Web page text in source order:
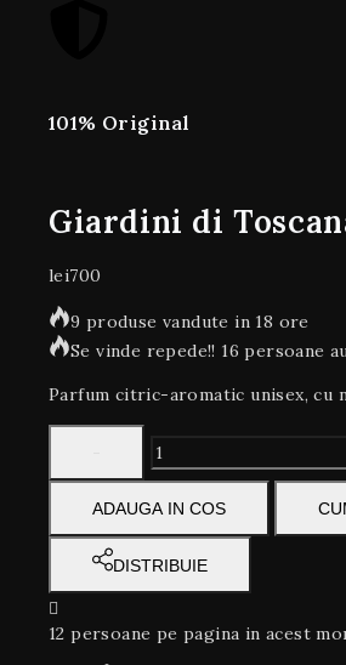
101% Original
Giardini di
lei700
9 produse vandute in 18 ore
Se vinde repede!! 16 persoane
Parfum citric-aromatic unisex, cu
ADAUGA IN COS
DISTRIBUIE
12 persoane pe pagina in acest